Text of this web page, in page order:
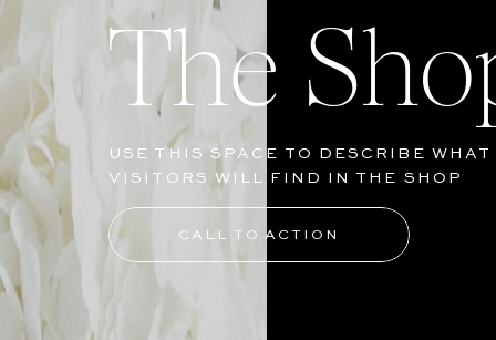
USE THIS SPACE TO DESCRIBE WHAT
VISITORS WILL FIND IN THE SHOP
The
CALL TO ACTION